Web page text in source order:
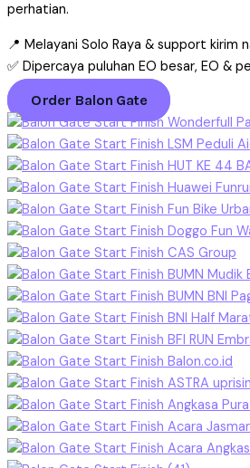
perhatian.
📍 Melayani Solo Raya & support kirim
✅ Dipercaya puluhan EO besar, EO &
Order Balon Gate